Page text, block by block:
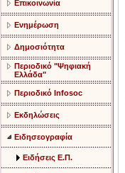
Επικοινωνία
Ενημέρωση
Δημοσιότητα
Περιοδικό "Ψηφιακή
Ελλάδα"
Περιοδικό Infosoc
Εκδηλώσεις
Ειδησεογραφία
Ειδήσεις Ε.Π.